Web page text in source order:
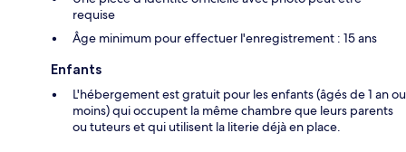
requise
Âge minimum pour effectuer l'enregistrement : 15 ans
Enfants
L'hébergement est gratuit pour les enfants (âgés de 1 an ou
moins) qui occupent la même chambre que leurs parents
ou tuteurs et qui utilisent la literie déjà en place.